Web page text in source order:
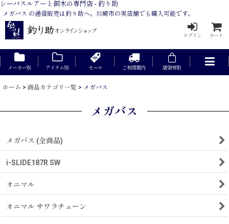
シーバスルアーと餌木の専門店 - 釣り助
メガバス の通信販売は釣り助へ。川崎市の実店舗でも購入可能です。
ログイン カート
メーカー別 アイテム別 セール ご利用案内 店頭受取
ホーム > 商品カテゴリ一覧 > メガバス
メガバス
メガバス (全商品)
i-SLIDE187R SW
オニマル
オニマル サワラチューン